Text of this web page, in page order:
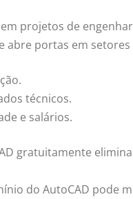
projetos de
e abre portas em
técnicos.
e salários.
gratuitamente
do AutoCAD pode